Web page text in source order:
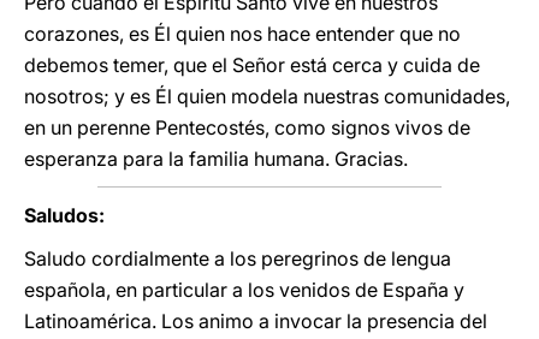
corazones, es Él quien nos hace entender que no
debemos temer, que el Señor está cerca y cuida de
nosotros; y es Él quien modela nuestras comunidades,
en un perenne Pentecostés, como signos vivos de
esperanza para la familia humana. Gracias.
Saludos:
Saludo cordialmente a los peregrinos de lengua
española, en particular a los venidos de España y
Latinoamérica. Los animo a invocar la presencia del